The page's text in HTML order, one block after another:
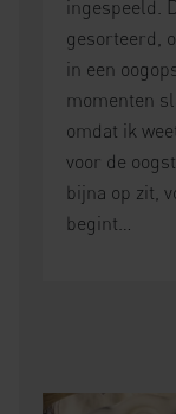
ingespeeld.
gesorteerd,
in een
momenten
omdat ik
voor de
bijna op zit,
begint…